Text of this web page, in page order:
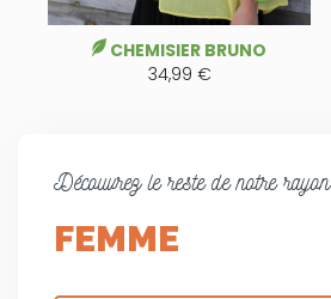
CHEMISIER BRUNO
34,99 €
Découvrez le reste de notre rayon
FEMME